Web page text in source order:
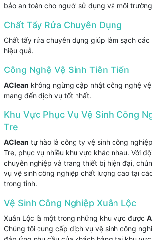
bảo an toàn cho người sử dụng và môi
Chất Tẩy Rửa Chuyên Dụng
Chất tẩy rửa chuyên dụng giúp làm sạch
hiệu quả.
Công Nghệ Vệ Sinh Tiên Tiến
AClean không ngừng cập nhật công nghệ
mang đến dịch vụ tốt nhất.
Khu Vực Phục Vụ Vệ Sinh Công
Tre
AClean tự hào là công ty vệ sinh công
Tre, phục vụ nhiều khu vực khác nhau. Với
chuyên nghiệp và trang thiết bị hiện đại,
vụ vệ sinh công nghiệp chất lượng cao tại
trong tỉnh.
Vệ Sinh Công Nghiệp Xuân Lộc
Xuân Lộc là một trong những khu vực được
Chúng tôi cung cấp dịch vụ vệ sinh công